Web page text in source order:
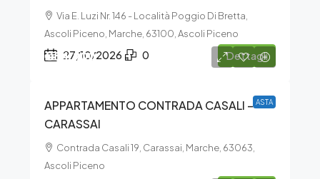
Via E. Luzi Nr. 146 - Località Poggio Di Bretta,
Ascoli Piceno, Marche, 63100, Ascoli Piceno
27/10/2026 0 Dettagli
ASTA
€84.900
APPARTAMENTO CONTRADA CASALI –
CARASSAI
Contrada Casali 19, Carassai, Marche, 63063,
Ascoli Piceno